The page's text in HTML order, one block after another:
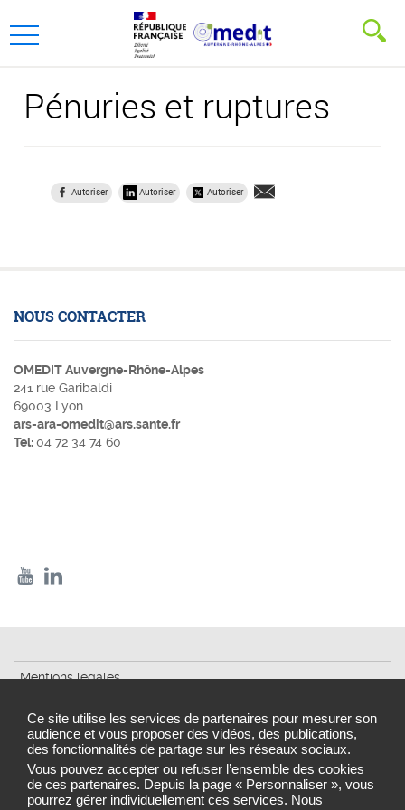
Ce site utilise les services de partenaires pour mesurer son
audience et vous proposer des vidéos, des publications,
des fonctionnalités de partage sur les réseaux sociaux.
Vous pouvez accepter ou refuser l’ensemble des cookies
de ces partenaires. Depuis la page « Personnaliser », vous
pourrez gérer individuellement ces services. Nous
au
menu
au
contenu
Ouvrir
principal
Pénuries et ruptures
Autoriser Autoriser Autoriser
NOUS CONTACTER
OMEDIT Auvergne-Rhône-Alpes
241 rue Garibaldi
69003 Lyon
ars-ara-omedit@ars.sante.fr
Tel:04 72 34 74 60
Mentions légales
Accessibilité - partiellement conforme
Traitement des données
Gestion des cookies